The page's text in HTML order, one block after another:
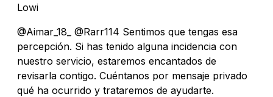
Lowi
@Aimar_18_ @Rarr114 Sentimos que tengas esa
percepción. Si has tenido alguna incidencia con
nuestro servicio, estaremos encantados de
revisarla contigo. Cuéntanos por mensaje privado
qué ha ocurrido y trataremos de ayudarte.